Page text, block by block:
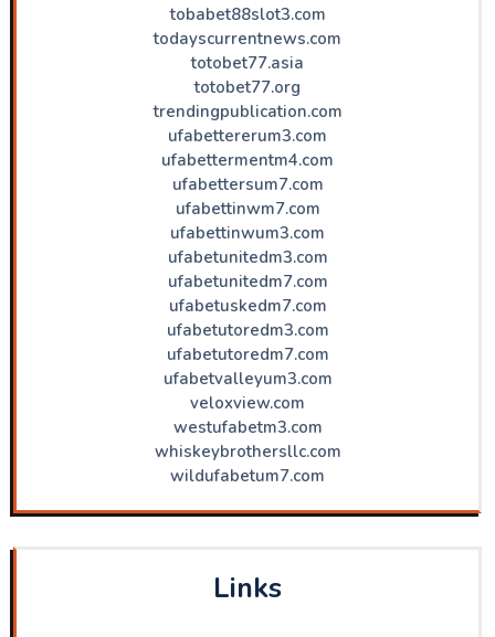
tobabet88slot3.com
todayscurrentnews.com
totobet77.asia
totobet77.org
trendingpublication.com
ufabettererum3.com
ufabettermentm4.com
ufabettersum7.com
ufabettinwm7.com
ufabettinwum3.com
ufabetunitedm3.com
ufabetunitedm7.com
ufabetuskedm7.com
ufabetutoredm3.com
ufabetutoredm7.com
ufabetvalleyum3.com
veloxview.com
westufabetm3.com
whiskeybrothersllc.com
wildufabetum7.com
Links